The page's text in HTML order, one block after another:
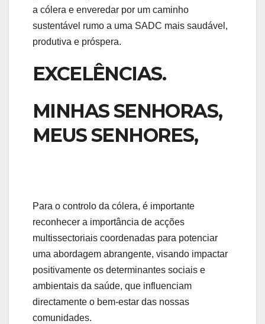
a cólera e enveredar por um caminho
sustentável rumo a uma SADC mais saudável,
produtiva e próspera.
EXCELÊNCIAS.
MINHAS SENHORAS,
MEUS SENHORES,
Para o controlo da cólera, é importante
reconhecer a importância de acções
multissectoriais coordenadas para potenciar
uma abordagem abrangente, visando impactar
positivamente os determinantes sociais e
ambientais da saúde, que influenciam
directamente o bem-estar das nossas
comunidades.